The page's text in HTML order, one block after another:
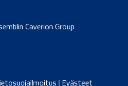
Caverion Group
| Evästeet